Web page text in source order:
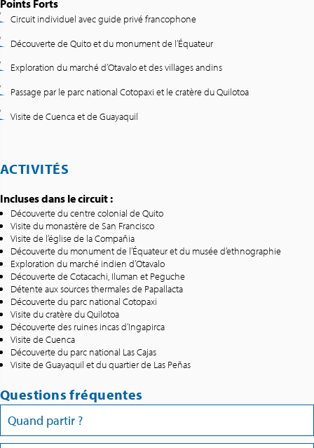
Points Forts
Circuit individuel avec guide privé francophone
Découverte de Quito et du monument de l’Équateur
Exploration du marché d’Otavalo et des villages andins
Passage par le parc national Cotopaxi et le cratère du Quilotoa
Visite de Cuenca et de Guayaquil
ACTIVITÉS
Incluses dans le circuit :
Découverte du centre colonial de Quito
Visite du monastère de San Francisco
Visite de l’église de la Compañia
Découverte du monument de l’Équateur et du musée d’ethnographie
Exploration du marché indien d’Otavalo
Découverte de Cotacachi, Iluman et Peguche
Détente aux sources thermales de Papallacta
Découverte du parc national Cotopaxi
Visite du cratère du Quilotoa
Découverte des ruines incas d’Ingapirca
Visite de Cuenca
Découverte du parc national Las Cajas
Visite de Guayaquil et du quartier de Las Peñas
Questions fréquentes
Quand partir ?